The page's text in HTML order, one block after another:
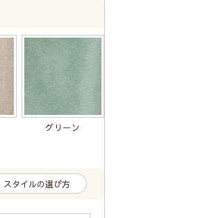
グリーン
スタイルの選び方